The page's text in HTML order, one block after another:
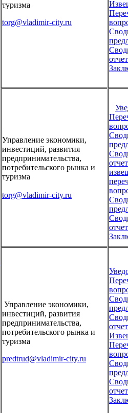
туризма
torg@vladimir-city.ru
отчет
Управление экономики,
инвестиций, развития
предпринимательства,
потребительского рынка и
туризма
torg@vladimir-city.ru
отчет
отчет
Управление экономики,
инвестиций, развития
предпринимательства,
потребительского рынка и
туризма
predtrud@vladimir-city.ru
отчет
отчет